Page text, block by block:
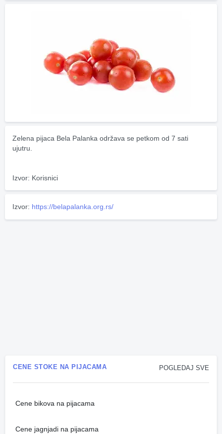
Zelena pijaca Bela Palanka održava se petkom od 7 sati
ujutru.
Izvor: Korisnici
Izvor: https://belapalanka.org.rs/
POGLEDAJ SVE
CENE STOKE NA PIJACAMA
Cene bikova na pijacama
Cene jagnjadi na pijacama